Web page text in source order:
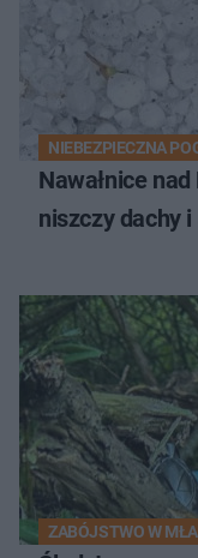
NIEBEZPIECZNA
Nawałnice
niszczy dachy
ZABÓJSTWO W